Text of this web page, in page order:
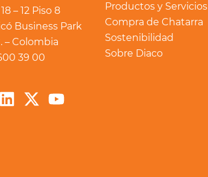
– 12 Piso 8
Business Park
– Colombia
39 00
Linkedin
X-
twitter
Youtube
Productos y Servicios
Compra de Chatarra
Sostenibilidad
Sobre Diaco